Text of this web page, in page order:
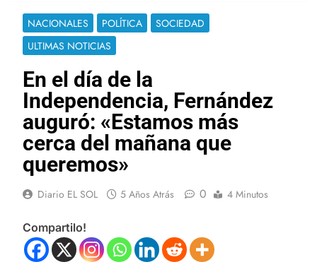
NACIONALES POLÍTICA
SOCIEDAD
ULTIMAS NOTICIAS
En el día de la
Independencia, Fernández
auguró: «Estamos más
cerca del mañana que
queremos»
Diario EL SOL 5 Años Atrás 0 4 Minutos
Compartilo!